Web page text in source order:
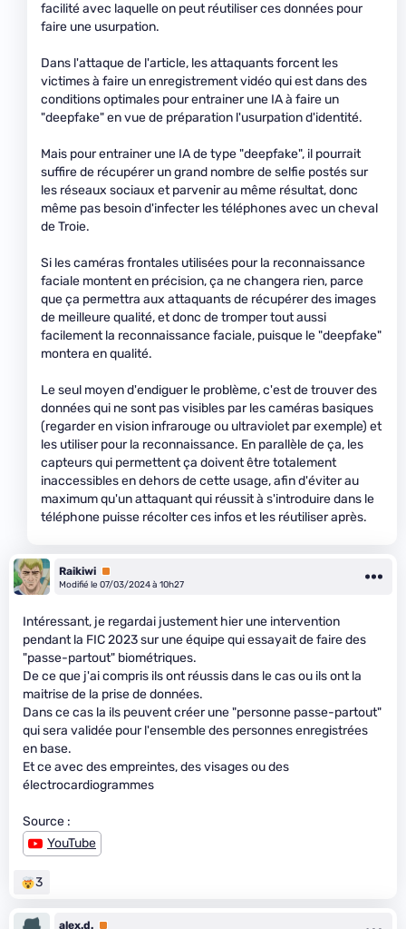
facilité avec laquelle on peut réutiliser ces données pour
faire une usurpation.
Dans l'attaque de l'article, les attaquants forcent les
victimes à faire un enregistrement vidéo qui est dans des
conditions optimales pour entrainer une IA à faire un
"deepfake" en vue de préparation l'usurpation d'identité.
Mais pour entrainer une IA de type "deepfake", il pourrait
suffire de récupérer un grand nombre de selfie postés sur
les réseaux sociaux et parvenir au même résultat, donc
même pas besoin d'infecter les téléphones avec un cheval
de Troie.
Si les caméras frontales utilisées pour la reconnaissance
faciale montent en précision, ça ne changera rien, parce
que ça permettra aux attaquants de récupérer des images
de meilleure qualité, et donc de tromper tout aussi
facilement la reconnaissance faciale, puisque le "deepfake"
montera en qualité.
Le seul moyen d'endiguer le problème, c'est de trouver des
données qui ne sont pas visibles par les caméras basiques
(regarder en vision infrarouge ou ultraviolet par exemple) et
les utiliser pour la reconnaissance. En parallèle de ça, les
capteurs qui permettent ça doivent être totalement
inaccessibles en dehors de cette usage, afin d'éviter au
maximum qu'un attaquant qui réussit à s'introduire dans le
téléphone puisse récolter ces infos et les réutiliser après.
Raikiwi Premium
Modifié le 07/03/2024 à 10h27
Intéressant, je regardai justement hier une intervention
pendant la FIC 2023 sur une équipe qui essayait de faire des
"passe-partout" biométriques.
De ce que j'ai compris ils ont réussis dans le cas ou ils ont la
maitrise de la prise de données.
Dans ce cas la ils peuvent créer une "personne passe-partout"
qui sera validée pour l'ensemble des personnes enregistrées
en base.
Et ce avec des empreintes, des visages ou des
électrocardiogrammes
Source :
YouTube
3
alex.d. Premium